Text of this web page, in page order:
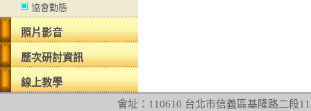
協會動態
照片影音
歷次研討資訊
線上教學
會址：110610 台北市信義區基隆路二